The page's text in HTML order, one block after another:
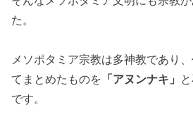
た。
メソポタミア宗教は多神教であり
てまとめたものを 「アヌンナキ」
です。